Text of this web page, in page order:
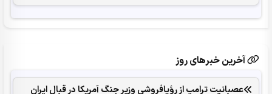
آخرین خبرهای روز
عصبانیت ترامپ از رؤیافروشی وزیر جنگ آمریکا در قبال ایران